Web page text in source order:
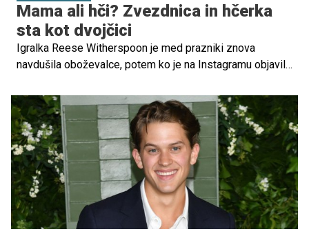
Mama ali hči? Zvezdnica in hčerka
sta kot dvojčici
Igralka Reese Witherspoon je med prazniki znova
navdušila oboževalce, potem ko je na Instagramu objavila
zaradi izjemne podobnosti med njo in njeno hčerko Avo
Phillippe.